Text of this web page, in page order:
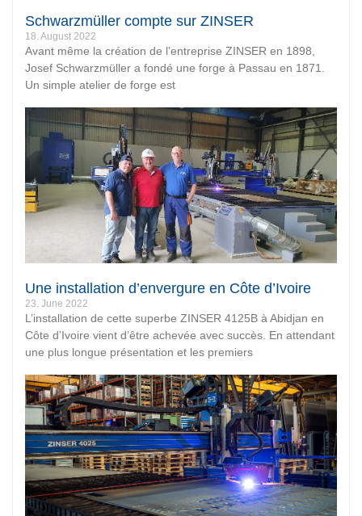
Schwarzmüller compte sur ZINSER
18. August 2022
Avant même la création de l’entreprise ZINSER en 1898,
Josef Schwarzmüller a fondé une forge à Passau en 1871.
Un simple atelier de forge est
Une installation d’envergure en Côte d’Ivoire
23. June 2022
L’installation de cette superbe ZINSER 4125B à Abidjan en
Côte d’Ivoire vient d’être achevée avec succès. En attendant
une plus longue présentation et les premiers